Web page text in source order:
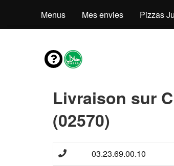
Menus Mes envies Pizzas
Livraison sur
(02570)
03.23.69.00.10